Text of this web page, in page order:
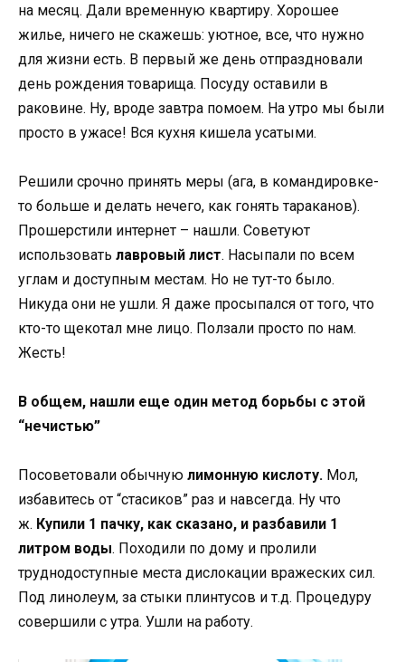
на месяц. Дали временную квартиру. Хорошее
жилье, ничего не скажешь: уютное, все, что нужно
для жизни есть. В первый же день отпраздновали
день рождения товарища. Посуду оставили в
раковине. Ну, вроде завтра помоем. На утро мы были
просто в ужасе! Вся кухня кишела усатыми.
Решили срочно принять меры (ага, в командировке-
то больше и делать нечего, как гонять тараканов).
Прошерстили интернет – нашли. Советуют
использовать лавровый лист. Насыпали по всем
углам и доступным местам. Но не тут-то было.
Никуда они не ушли. Я даже просыпался от того, что
кто-то щекотал мне лицо. Ползали просто по нам.
Жесть!
В общем, нашли еще один метод борьбы с этой
“нечистью”
Посоветовали обычную лимонную кислоту. Мол,
избавитесь от “стасиков” раз и навсегда. Ну что
ж. Купили 1 пачку, как сказано, и разбавили 1
литром воды. Походили по дому и пролили
труднодоступные места дислокации вражеских сил.
Под линолеум, за стыки плинтусов и т.д. Процедуру
совершили с утра. Ушли на работу.